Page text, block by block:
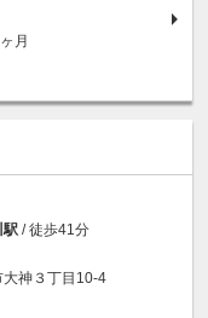
月
駅 / 徒歩41分
神３丁目10-4